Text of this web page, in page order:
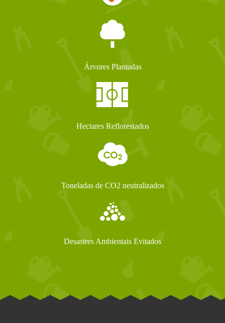
Árvores Plantadas
Hectares Reflorestados
Toneladas de CO2 neutralizados
Desastres Ambientais Evitados